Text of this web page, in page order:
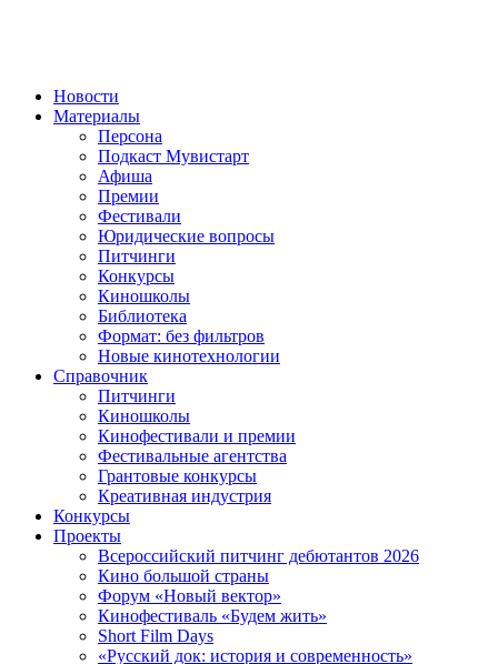
Новости
Материалы
Персона
Подкаст Мувистарт
Афиша
Премии
Фестивали
Юридические вопросы
Питчинги
Конкурсы
Киношколы
Библиотека
Формат: без фильтров
Новые кинотехнологии
Справочник
Питчинги
Киношколы
Кинофестивали и премии
Фестивальные агентства
Грантовые конкурсы
Креативная индустрия
Конкурсы
Проекты
Всероссийский питчинг дебютантов 2026
Кино большой страны
Форум «Новый вектор»
Кинофестиваль «Будем жить»
Short Film Days
«Русский док: история и современность»